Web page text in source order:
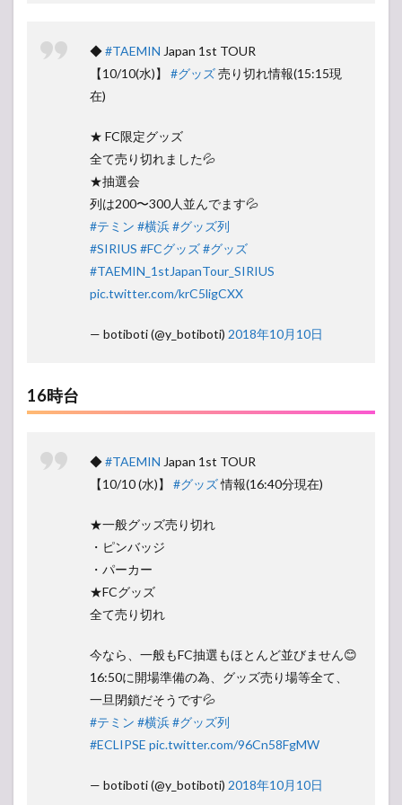
◆#TAEMIN Japan 1st TOUR
【10/10(水)】 #グッズ売り切れ情報(15:15現
在)
★ FC限定グッズ
全て売り切れました💦
★抽選会
列は200〜300人並んでます💦
#テミン #横浜#グッズ列
#SIRIUS #FCグッズ#グッズ
#TAEMIN_1stJapanTour_SIRIUS
pic.twitter.com/krC5ligCXX
— botiboti (@y_botiboti) 2018年10月10日
16時台
◆#TAEMIN Japan 1st TOUR
【10/10 (水)】 #グッズ情報(16:40分現在)
★一般グッズ売り切れ
・ピンバッジ
・パーカー
★FCグッズ
全て売り切れ
今なら、一般もFC抽選もほとんど並びません😊
16:50に開場準備の為、グッズ売り場等全て、
一旦閉鎖だそうです💦
#テミン #横浜#グッズ列
#ECLIPSE pic.twitter.com/96Cn58FgMW
— botiboti (@y_botiboti) 2018年10月10日